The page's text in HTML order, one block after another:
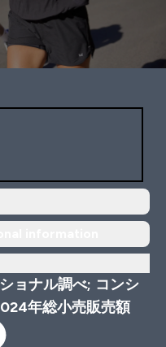
ョナル調べ; コンシ
年総小売販売額